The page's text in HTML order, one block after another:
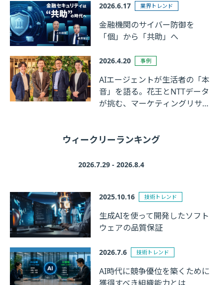
2026.6.17 業界トレンド
金融機関のサイバー防御を
「個」から「共助」へ
2026.4.20 事例
AIエージェントが生活者の「本
音」を語る。花王とNTTデータ
が挑む、マーケティングリサー
ウィークリーランキング
2026.7.29 - 2026.8.4
2025.10.16 技術トレンド
生成AIを使って開発したソフト
ウェアの品質保証
2026.7.6 技術トレンド
AI時代に競争優位を築くために